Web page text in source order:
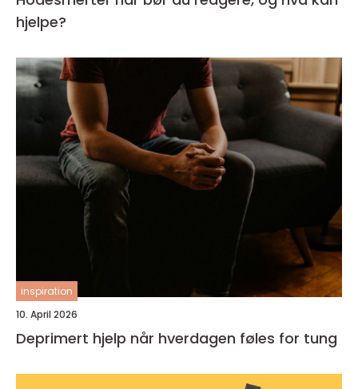
hjelpe?
inspiration
10. April 2026
Deprimert hjelp når hverdagen føles for tung